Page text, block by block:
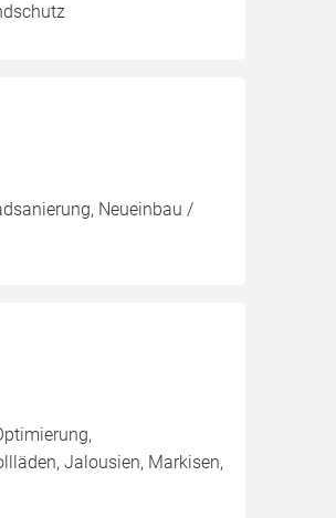
Neueinbau /
Jalousien, Markisen,